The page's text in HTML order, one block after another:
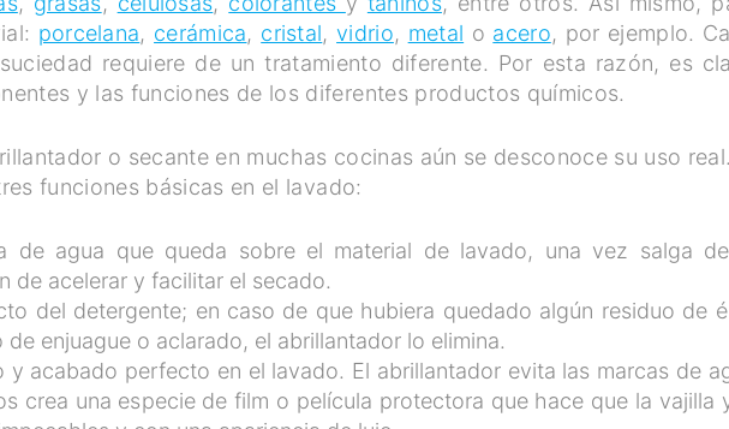
porcelana, cerámica, cristal,vidrio, metal o acero, por ejemplo.
requiere de un tratamiento diferente. Por esta razón, es
y las funciones de los diferentes productos químicos.
o secante en muchas cocinas aún se desconoce su uso
funciones básicas en el lavado:
de agua que queda sobre el material de lavado, una vez salga
de acelerar y facilitar el secado.
del detergente; en caso de que hubiera quedado algún residuo de
enjuague o aclarado, el abrillantador lo elimina.
y acabado perfecto en el lavado. El abrillantador evita las marcas de
crea una especie de film o película protectora que hace que la vajilla